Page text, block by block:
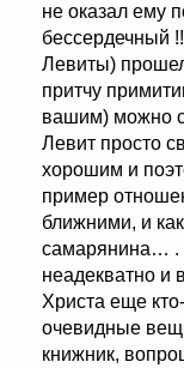
не оказал ему
бессердечный
Левиты)
притчу
вашим) можно
Левит просто
хорошим и
пример
ближними, и
самарянина… .
неадекватно и
Христа еще
очевидные
книжник,